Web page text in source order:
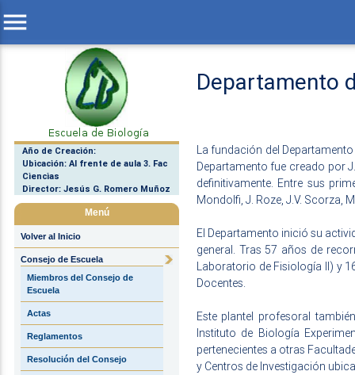
menu
Año de Creación:
Ubicación: Al frente de aula 3. Fac
Ciencias
Director: Jesús G. Romero Muñoz
Menú
Volver al Inicio
Consejo de Escuela
Miembros del Consejo de
Escuela
Actas
Reglamentos
Resolución del Consejo
Departamento
La fundación del
Departamento fue creado por
definitivamente. Entre sus
Mondolfi, J. Roze, J.V. Scorza,
El Departamento inició su
general. Tras 57 años de
Laboratorio de Fisiología II) y
Docentes.
Este plantel profesoral
Instituto de Biología
pertenecientes a otras
y Centros de Investigación